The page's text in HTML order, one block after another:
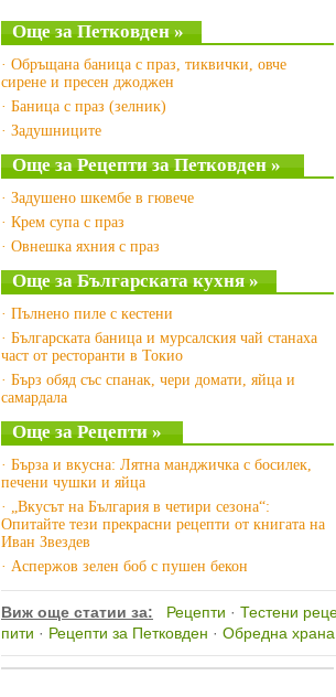
Още за Петковден »
· Обръщана баница с праз, тиквички, овче
сирене и пресен джоджен
· Баница с праз (зелник)
· Задушниците
Още за Рецепти за Петковден »
· Задушено шкембе в гювече
· Крем супа с праз
· Oвнешка яхния с праз
Още за Българската кухня »
· Пълнено пиле с кестени
· Българската баница и мурсалския чай станаха
част от ресторанти в Токио
· Бърз обяд със спанак, чери домати, яйца и
самардала
Още за Рецепти »
· Бърза и вкусна: Лятна манджичка с босилек,
печени чушки и яйца
· „Вкусът на България в четири сезона“:
Опитайте тези прекрасни рецепти от книгата на
Иван Звездев
· Аспержов зелен боб с пушен бекон
Виж още статии за: Рецепти · Тестени
пити · Рецепти за Петковден · Обредна храна